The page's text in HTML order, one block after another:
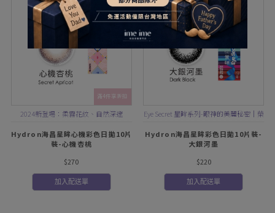
滿4件享折扣
2024新登場：柔霧花紋、自然深邃
Hydron海昌星眸心機彩色日拋10片
裝-心機杏桃
$270
加入配送單
Eye Secret 星眸系列-眼神的美麗秘密｜榮
獲2015台灣精品獎
Hydron海昌星眸彩色日拋10片裝-
大銀河墨
$220
加入配送單